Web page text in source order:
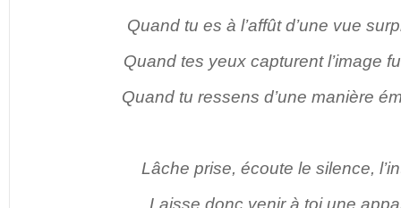
Quand tu es à l’affût d’une vue
Quand tes yeux capturent l’image
Quand tu ressens d’une manière
Lâche prise, écoute le silence,
Laisse donc venir à toi une